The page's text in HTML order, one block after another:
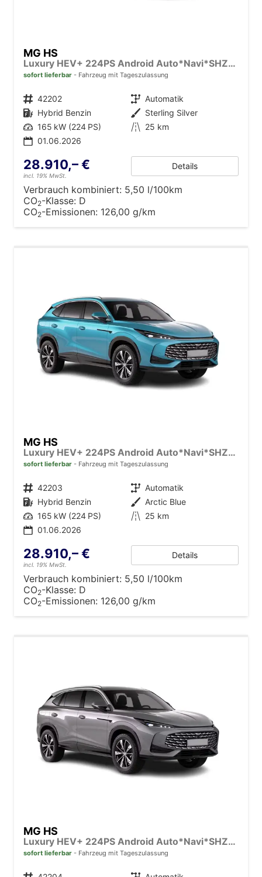
MG HS
Luxury HEV+ 224PS Android Auto*Navi*SHZ*360° Kamera*Keyless*Leder*E-Heck/PDC v/h*
sofort lieferbar Fahrzeug mit Tageszulassung
Fahrzeugnr. 42202 Getriebe Automatik
Kraftstoff Hybrid Benzin Außenfarbe Sterling Silver
Leistung 165 kW (224 PS) Kilometerstand 25 km
01.06.2026
28.910,– €
incl. 19% MwSt.
Details
Verbrauch kombiniert: 5,50 l/100km
CO2-Klasse: D
CO2-Emissionen: 126,00 g/km
MG HS
Luxury HEV+ 224PS Android Auto*Navi*SHZ*360° Kamera*Keyless*Leder*E-Heck/PDC v/h*
sofort lieferbar Fahrzeug mit Tageszulassung
Fahrzeugnr. 42203 Getriebe Automatik
Kraftstoff Hybrid Benzin Außenfarbe Arctic Blue
Leistung 165 kW (224 PS) Kilometerstand 25 km
01.06.2026
28.910,– €
incl. 19% MwSt.
Details
Verbrauch kombiniert: 5,50 l/100km
CO2-Klasse: D
CO2-Emissionen: 126,00 g/km
MG HS
Luxury HEV+ 224PS Android Auto*Navi*SHZ*360° Kamera*Keyless*Leder*E-Heck/PDC v/h*
sofort lieferbar Fahrzeug mit Tageszulassung